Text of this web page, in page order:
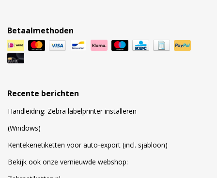
Betaalmethoden
Recente berichten
Handleiding: Zebra labelprinter installeren
(Windows)
Kentekenetiketten voor auto-export (incl. sjabloon)
Bekijk ook onze vernieuwde webshop: